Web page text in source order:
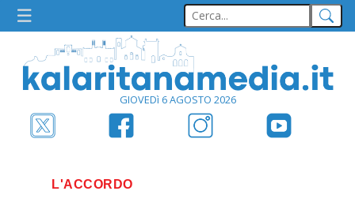
GIOVEDì 6 AGOSTO 2026
L'ACCORDO